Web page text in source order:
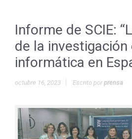
Informe de SCIE:
de la investigación
informática en
octubre 16, 2023 Escrito porprensa